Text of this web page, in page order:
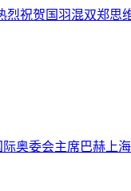
烈祝贺国羽混双郑思
奥委会主席巴赫上